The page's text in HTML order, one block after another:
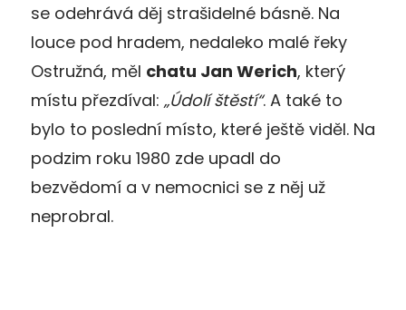
se odehrává děj strašidelné básně. Na
louce pod hradem, nedaleko malé řeky
Ostružná, měl chatu Jan Werich, který
místu přezdíval: „Údolí štěstí“. A také to
bylo to poslední místo, které ještě viděl. Na
podzim roku 1980 zde upadl do
bezvědomí a v nemocnici se z něj už
neprobral.